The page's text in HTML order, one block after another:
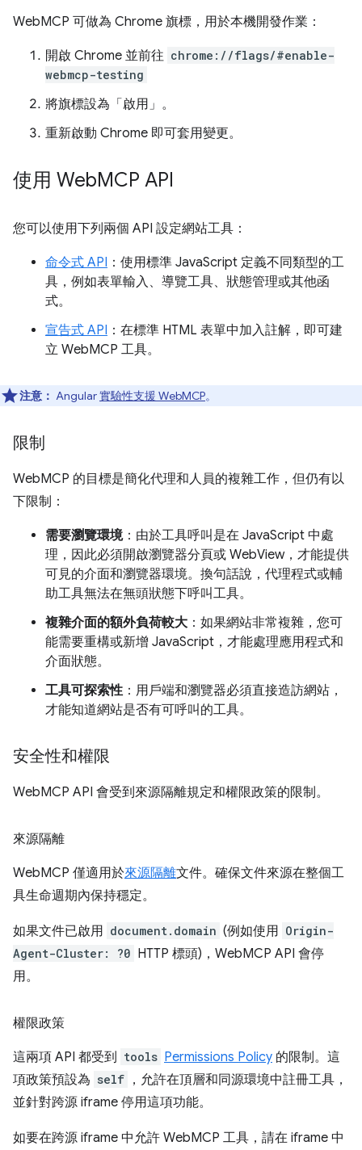
WebMCP 可做為 Chrome 旗標，用於本機開發作業：
開啟 Chrome 並前往 chrome://flags/#enable-
webmcp-testing
將旗標設為「啟用」 。
重新啟動 Chrome 即可套用變更。
使用 WebMCP API
您可以使用下列兩個 API 設定網站工具：
命令式 API ：使用標準 JavaScript 定義不同類型的工
具，例如表單輸入、導覽工具、狀態管理或其他函
式。
宣告式 API ：在標準 HTML 表單中加入註解，即可建
立 WebMCP 工具。
注意： Angular實驗性支援 WebMCP。
限制
WebMCP 的目標是簡化代理和人員的複雜工作，但仍有以
下限制：
需要瀏覽環境：由於工具呼叫是在 JavaScript 中處
理，因此必須開啟瀏覽器分頁或 WebView，才能提供
可見的介面和瀏覽器環境。換句話說，代理程式或輔
助工具無法在無頭狀態下呼叫工具。
複雜介面的額外負荷較大：如果網站非常複雜，您可
能需要重構或新增 JavaScript，才能處理應用程式和
介面狀態。
工具可探索性：用戶端和瀏覽器必須直接造訪網站，
才能知道網站是否有可呼叫的工具。
安全性和權限
WebMCP API 會受到來源隔離規定和權限政策的限制。
來源隔離
WebMCP 僅適用於來源隔離文件。確保文件來源在整個工
具生命週期內保持穩定。
如果文件已啟用 document.domain (例如使用 Origin-
Agent-Cluster: ?0 HTTP 標頭)，WebMCP API 會停
用。
權限政策
這兩項 API 都受到 tools Permissions Policy 的限制。這
項政策預設為 self ，允許在頂層和同源環境中註冊工具，
並針對跨源 iframe 停用這項功能。
如要在跨源 iframe 中允許 WebMCP 工具，請在 iframe 中